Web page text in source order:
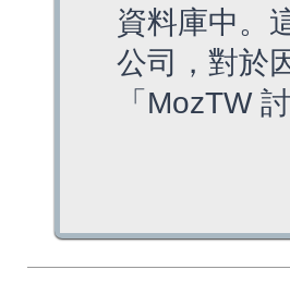
資料庫中。
公司，對於
「MozTW